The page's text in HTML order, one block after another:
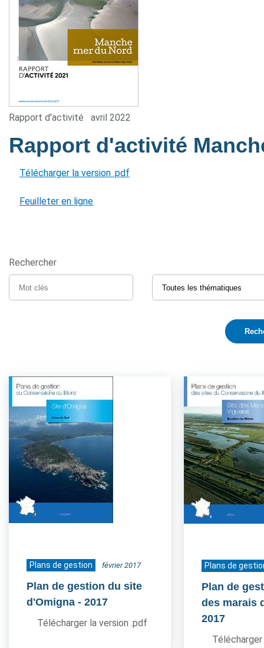
Rapport d'activité avril 2022
Rapport d'activité
Télécharger la version .pdf
Feuilleter en ligne
Rechercher
Plans de gestion février 2017
Plan de gestion du site
d'Omigna - 2017
Télécharger la version .pdf
Plans de
Plan de
des marais
2017